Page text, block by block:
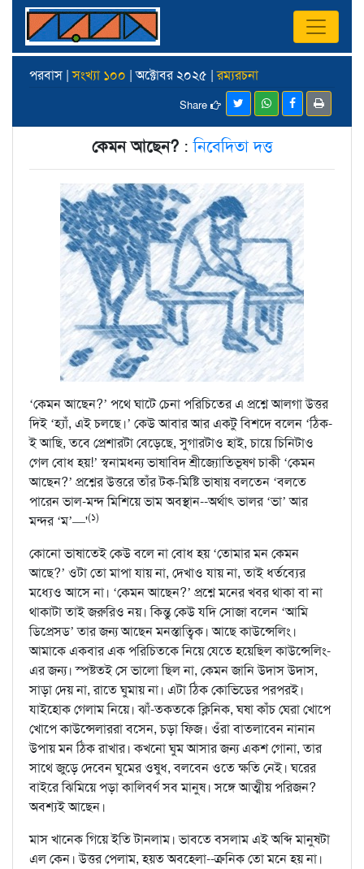
পরবাস |সংখ্যা ১০০ | অক্টোবর ২০২৫ |রম্যরচনা
Share
কেমন আছেন?:নিবেদিতা দত্ত
‘কেমন আছেন?’ পথে ঘাটে চেনা পরিচিতের এ প্রশ্নে আলগা উত্তর
দিই ‘হ্যাঁ, এই চলছে।’ কেউ আবার আর একটু বিশদে বলেন ‘ঠিক-
ই আছি, তবে প্রেশারটা বেড়েছে, সুগারটাও হাই, চায়ে চিনিটাও
গেল বোধ হয়!’ স্বনামধন্য ভাষাবিদ শ্রীজ্যোতিভূষণ চাকী ‘কেমন
আছেন?’ প্রশ্নের উত্তরে তাঁর টক-মিষ্টি ভাষায় বলতেন ‘বলতে
পারেন ভাল-মন্দ মিশিয়ে ভাম অবস্থান--অর্থাৎ ভালর ‘ভা’ আর
মন্দর ‘ম’—'(১)
কোনো ভাষাতেই কেউ বলে না বোধ হয় ‘তোমার মন কেমন
আছে?’ ওটা তো মাপা যায় না, দেখাও যায় না, তাই ধর্তব্যের
মধ্যেও আসে না। ‘কেমন আছেন?’ প্রশ্নে মনের খবর থাকা বা না
থাকাটা তাই জরুরিও নয়। কিন্তু কেউ যদি সোজা বলেন ‘আমি
ডিপ্রেসড’ তার জন্য আছেন মনস্তাত্বিক। আছে কাউন্সেলিং।
আমাকে একবার এক পরিচিতকে নিয়ে যেতে হয়েছিল কাউন্সেলিং-
এর জন্য। স্পষ্টতই সে ভালো ছিল না, কেমন জানি উদাস উদাস,
সাড়া দেয় না, রাতে ঘুমায় না। এটা ঠিক কোভিডের পরপরই।
যাইহোক গেলাম নিয়ে। ঝাঁ-তকতকে ক্লিনিক, ঘষা কাঁচ ঘেরা খোপে
খোপে কাউন্সেলাররা বসেন, চড়া ফিজ। ওঁরা বাতলাবেন নানান
উপায় মন ঠিক রাখার। কখনো ঘুম আসার জন্য একশ গোনা, তার
সাথে জুড়ে দেবেন ঘুমের ওষুধ, বলবেন ওতে ক্ষতি নেই। ঘরের
বাইরে ঝিমিয়ে পড়া কালিবর্ণ সব মানুষ। সঙ্গে আত্মীয় পরিজন?
অবশ্যই আছেন।
মাস খানেক গিয়ে ইতি টানলাম। ভাবতে বসলাম এই অব্দি মানুষটা
এল কেন। উত্তর পেলাম, হয়ত অবহেলা--ক্রনিক তো মনে হয় না।